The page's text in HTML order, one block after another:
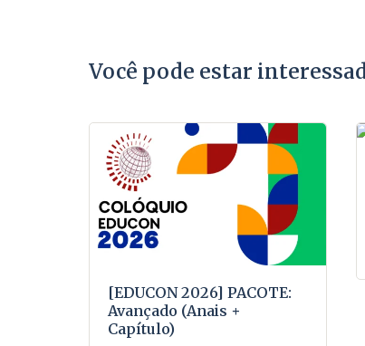
Você pode estar
[EDUCON 2026] PACOTE:
Avançado (Anais +
Capítulo)